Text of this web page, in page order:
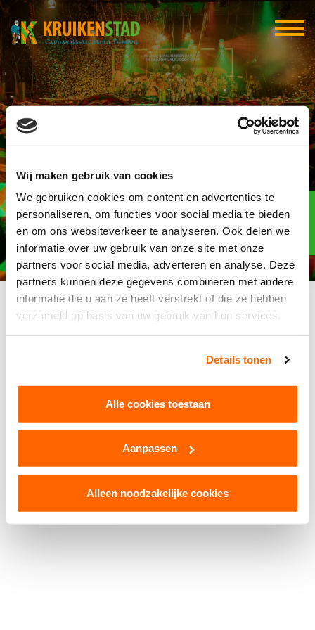
Wij maken gebruik van cookies
We gebruiken cookies om content en advertenties te
personaliseren, om functies voor social media te bieden
en om ons websiteverkeer te analyseren. Ook delen we
informatie over uw gebruik van onze site met onze
partners voor social media, adverteren en analyse. Deze
partners kunnen deze gegevens combineren met andere
informatie die u aan ze heeft verstrekt of die ze hebben
verzameld op basis van uw gebruik van hun services.
Details tonen
Alle cookies toestaan
Aanpassen
Alleen noodzakelijke cookies
Joost van den Broek
Snapchat
Threads
Delen
Elf-elf
over
93
© 2026 Kruikenstad. Product van2manydots
Colofon Cookies Disclaimer Privacy